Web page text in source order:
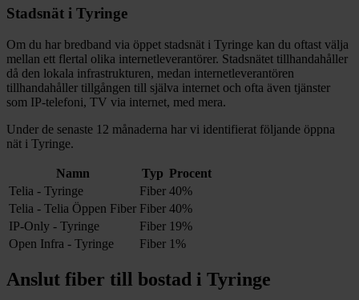
Stadsnät i Tyringe
Om du har bredband via öppet stadsnät i Tyringe kan du oftast välja
mellan ett flertal olika internetleverantörer. Stadsnätet tillhandahåller
då den lokala infrastrukturen, medan internetleverantören
tillhandahåller tillgången till själva internet och ofta även tjänster
som IP-telefoni, TV via internet, med mera.
Under de senaste 12 månaderna har vi identifierat följande öppna
nät i Tyringe.
Namn Typ Procent
Telia - Tyringe
Fiber 40%
Telia - Telia Öppen Fiber Fiber 40%
IP-Only - Tyringe
Fiber 19%
Open Infra - Tyringe
Fiber 1%
Anslut fiber till bostad i Tyringe